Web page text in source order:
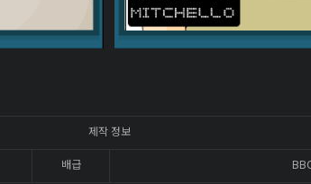
제작 정보
배급